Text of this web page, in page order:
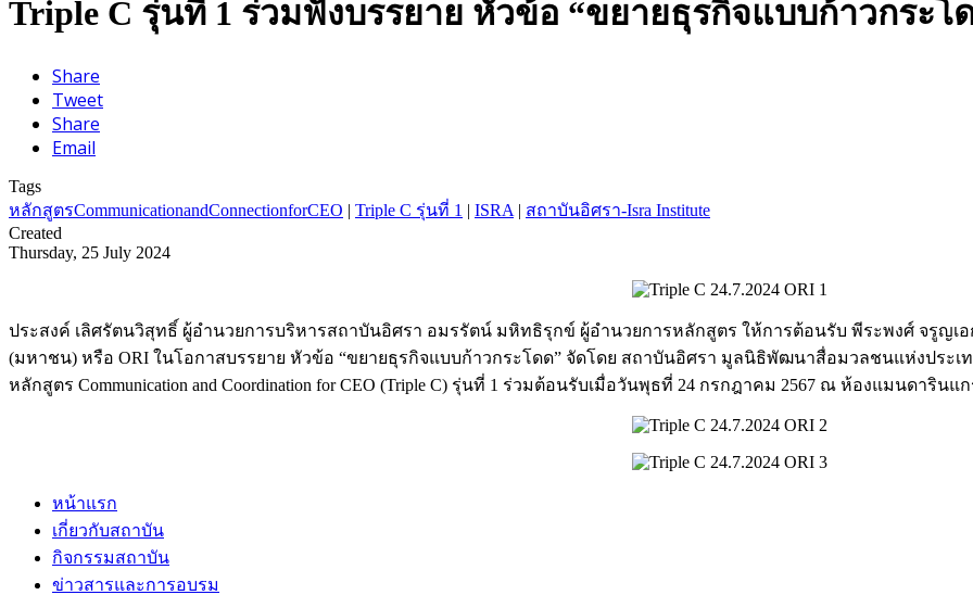
Triple C รุ่นที่ 1 ร่วมฟังบรรยาย หัวข้อ “ขยายธุรกิจแบบก้าวกระโ
Share
Tweet
Share
Email
Tags
หลักสูตรCommunicationandConnectionforCEO | Triple C รุ่นที่ 1 | ISRA | สถาบันอิศรา-Isra Institute
Created
Thursday, 25 July 2024
ประสงค์ เลิศรัตนวิสุทธิ์ ผู้อำนวยการบริหารสถาบันอิศรา อมรรัตน์ มหิทธิรุกข์ ผู้อำนวยการหลักสูตร ให้การต้อนรับ พีระพงศ์ จรูญเ
(มหาชน) หรือ ORI ในโอกาสบรรยาย หัวข้อ “ขยายธุรกิจแบบก้าวกระโดด” จัดโดย สถาบันอิศรา มูลนิธิพัฒนาสื่อมวลชนแห่งประ
หลักสูตร Communication and Coordination for CEO (Triple C) รุ่นที่ 1 ร่วมต้อนรับเมื่อวันพุธที่ 24 กรกฎาคม 2567 ณ ห้องแมนดารินแ
หน้าแรก
เกี่ยวกับสถาบัน
กิจกรรมสถาบัน
ข่าวสารและการอบรม